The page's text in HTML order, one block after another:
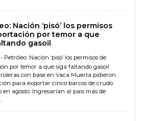
Nación ‘pisó’ los permisos
por temor a que
gasoil
- Petróleo: Nación ‘pisó’ los permisos de
por temor a que siga faltando gasoil
con base en Vaca Muerta pidieron
para exportar cinco barcos de crudo
en agosto. Ingresarían al país más de